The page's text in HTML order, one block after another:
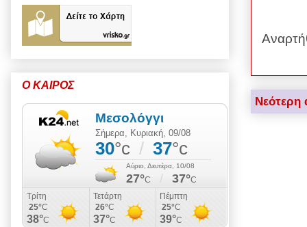
Νεότερη
Ο ΚΑΙΡΟΣ